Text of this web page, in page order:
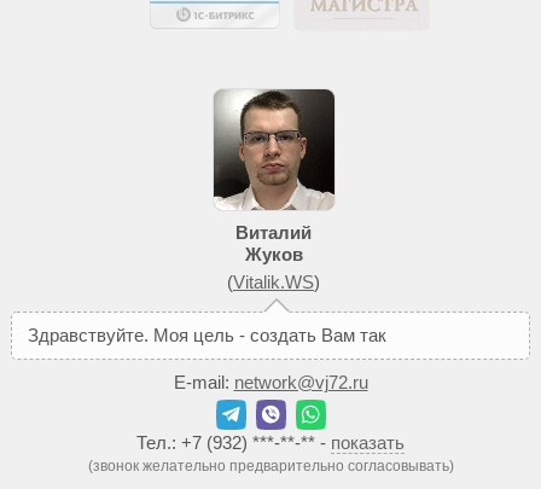
Виталий
Жуков
(Vitalik.WS)
Здравствуйте. Моя цель - создать Вам тако
E-mail: network@vj72.ru
Тел.: +7 (932) ***-**-** - показать
(звонок желательно предварительно согласовывать)